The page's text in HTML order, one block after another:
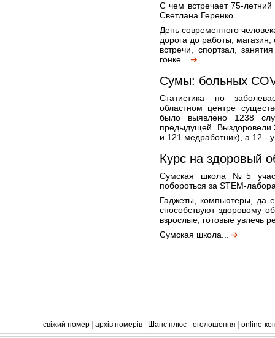
С чем встречает 75-
Светлана Геренко
День современного
дорога до работы,
встречи, спортзал,
гонке...
Сумы: больных
Статистика по
областном центре
было выявлено 1238
предыдущей. Выздоровели
и 121 медработник), а 12 -
Курс на здоровый
Сумская школа №5
побороться за STEM-
Гаджеты, компьютеры, да
способствуют здоровому
взрослые, готовые увлечь
Сумская школа...
свіжий номер архів номерів Шанс плюс - оголошення online-